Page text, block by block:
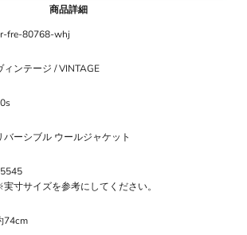
商品詳細
fre-80768-whj
ィンテージ / VINTAGE
バーシブル ウールジャケット
寸サイズを参考にしてください。
74cm